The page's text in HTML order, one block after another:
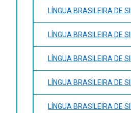
LÍNGUA BRASILEIRA DE
LÍNGUA BRASILEIRA DE
LÍNGUA BRASILEIRA DE
LÍNGUA BRASILEIRA DE
LÍNGUA BRASILEIRA DE